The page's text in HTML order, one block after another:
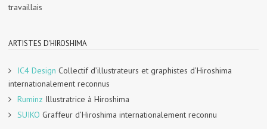
travaillais
ARTISTES D'HIROSHIMA
IC4 Design Collectif d’illustrateurs et graphistes d’Hiroshima
internationalement reconnus
Ruminz Illustratrice à Hiroshima
SUIKO Graffeur d’Hiroshima internationalement reconnu